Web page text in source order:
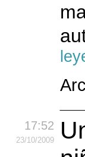
17:52
23/10/2009